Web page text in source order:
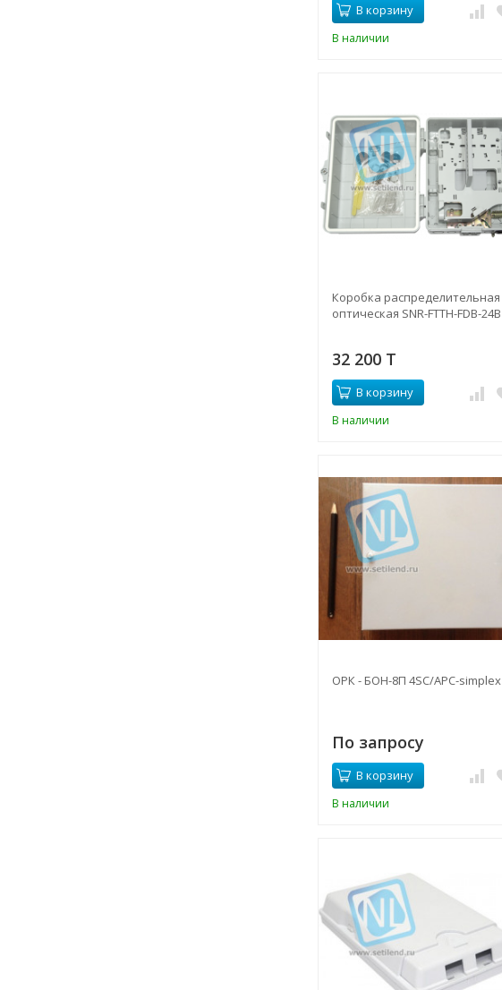
В корзину
В наличии
Коробка распределительная
оптическая SNR-FTTH-FDB-24B
32 200 T
В корзину
В наличии
ОРК - БОН-8П 4SC/APC-simplex
По запросу
В корзину
В наличии